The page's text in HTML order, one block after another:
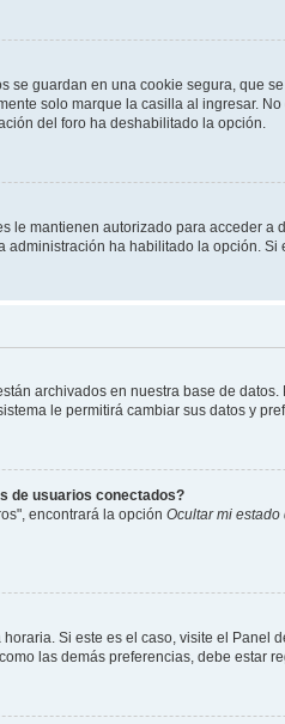
se guardan en una cookie segura, que
solo marque la casilla al ingresar.
del foro ha deshabilitado la opción.
le mantienen autorizado para acceder
ha habilitado la opción.
archivados en nuestra base de
le permitirá cambiar sus datos y
de usuarios conectados?
encontrará la opción Ocultar mi
Si este es el caso, visite el
las demás preferencias, debe estar